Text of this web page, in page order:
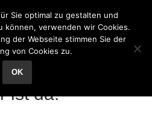
03Nov.
ist da!
Reichenhain
Sie optimal zu gestalten und
können, verwenden wir Cookies.
der Webseite stimmen Sie der
von Cookies zu.
OK